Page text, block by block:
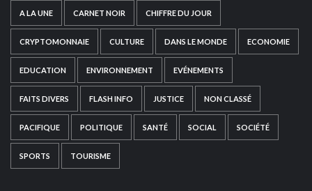
A LA UNE CARNET NOIR CHIFFRE DU JOUR
CRYPTOMONNAIE CULTURE DANS LE MONDE ECONOMIE
EDUCATION ENVIRONNEMENT EVÉNEMENTS
FAITS DIVERS FLASH INFO JUSTICE NON CLASSÉ
PACIFIQUE POLITIQUE SANTÉ SOCIAL SOCIÉTÉ
SPORTS TOURISME